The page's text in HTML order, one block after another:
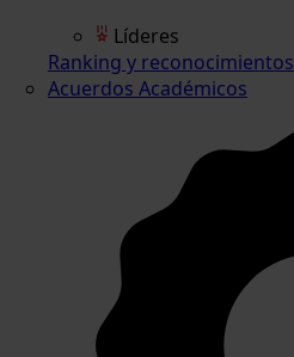
Líderes
Ranking y reconocimientos
Acuerdos Académicos